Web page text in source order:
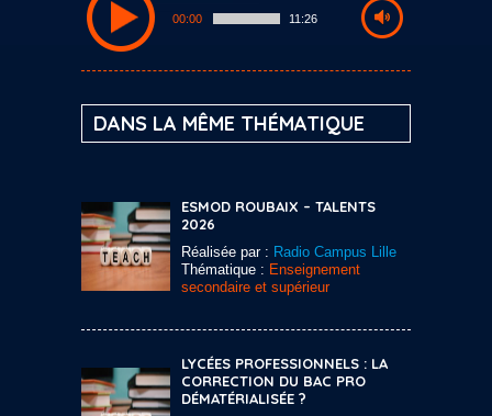
00:00 11:26
DANS LA MÊME THÉMATIQUE
ESMOD ROUBAIX – TALENTS
2026
Réalisée par : Radio Campus Lille
Thématique : Enseignement
secondaire et supérieur
LYCÉES PROFESSIONNELS : LA
CORRECTION DU BAC PRO
DÉMATÉRIALISÉE ?